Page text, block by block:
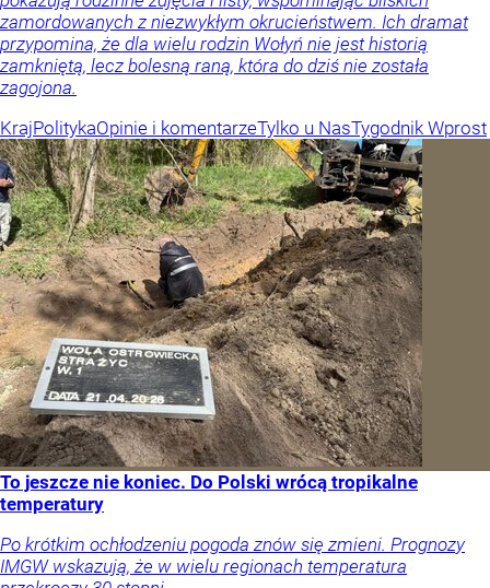
zamordowanych z niezwykłym okrucieństwem. Ich dramat
przypomina, że dla wielu rodzin Wołyń nie jest historią
zamkniętą, lecz bolesną raną, która do dziś nie została
zagojona.
KrajPolitykaOpinie i komentarzeTylko u NasTygodnik Wprost
To jeszcze nie koniec. Do Polski wrócą tropikalne
temperatury
Po krótkim ochłodzeniu pogoda znów się zmieni. Prognozy
IMGW wskazują, że w wielu regionach temperatura